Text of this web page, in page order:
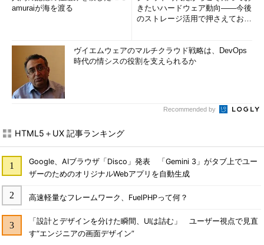
amuraiが海を渡る
きたいハードウェア動向――今後
のストレージ活用で押さえておき
ヴイエムウェアのマルチクラウド戦略は、DevOps
時代の情シスの役割を支えられるか
Recommended by
HTML5＋UX 記事ランキング
Google、AIブラウザ「Disco」発表 「Gemini 3」がタブ上でユー
ザーのためのオリジナルWebアプリを自動生成
高速軽量なフレームワーク、FuelPHPって何？
「設計とデザインを分けた瞬間、UIは詰む」 ユーザー視点で見直
す“エンジニアの画面デザイン”